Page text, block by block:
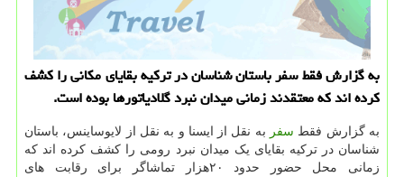
به گزارش فقط سفر باستان شناسان در ترکیه بقایای مکانی را کشف
کرده اند که معتقدند زمانی میدان نبرد گلادیاتورها بوده است.
به گزارش فقط سفر به نقل از ایسنا و به نقل از لایوساینس، باستان
شناسان در ترکیه بقایای یک میدان نبرد رومی را کشف کرده اند که
زمانی محل حضور حدود ۲۰هزار تماشاگر برای رقابت های